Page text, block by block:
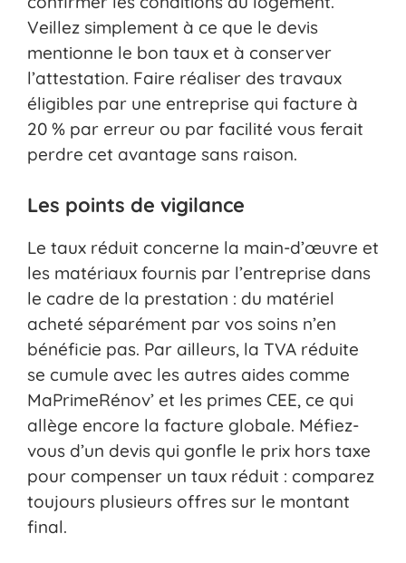
Veillez simplement à ce que le devis
mentionne le bon taux et à conserver
l’attestation. Faire réaliser des travaux
éligibles par une entreprise qui facture à
20 % par erreur ou par facilité vous ferait
perdre cet avantage sans raison.
Les points de vigilance
Le taux réduit concerne la main-d’œuvre et
les matériaux fournis par l’entreprise dans
le cadre de la prestation : du matériel
acheté séparément par vos soins n’en
bénéficie pas. Par ailleurs, la TVA réduite
se cumule avec les autres aides comme
MaPrimeRénov’ et les primes CEE, ce qui
allège encore la facture globale. Méfiez-
vous d’un devis qui gonfle le prix hors taxe
pour compenser un taux réduit : comparez
toujours plusieurs offres sur le montant
final.